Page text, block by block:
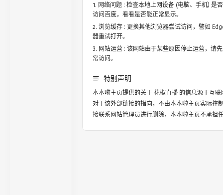
网络问题 : 检查本地上网设备 (电脑、手机) 是
访问百度，看看是否能正常显示。
浏览缓存 : 更换其他浏览器尝试访问，譬如
器重试打开。
网站运营 : 该网站由于某些原因停止运营，请
常访问。
特别声明
本本啦主页提供的关于花椒直播的信息源于互联
对于该外部链接的指向，不由本本啦主页实际控
接联系网站管理员进行删除，本本啦主页不承担